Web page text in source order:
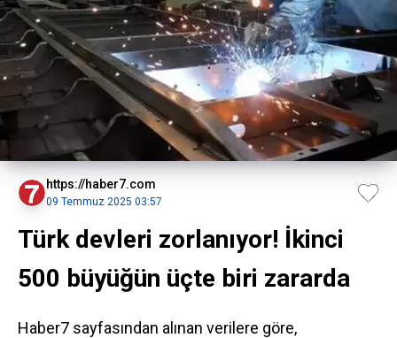
https://haber7.com
09 Temmuz 2025 03:57
Türk devleri zorlanıyor! İkinci
500 büyüğün üçte biri zararda
Haber7 sayfasından alınan verilere göre,